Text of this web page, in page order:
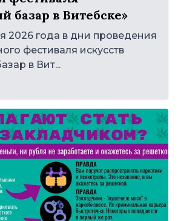
базар в Витебске»
2026 года в дни проведения
фестиваля искусств
в Вит...